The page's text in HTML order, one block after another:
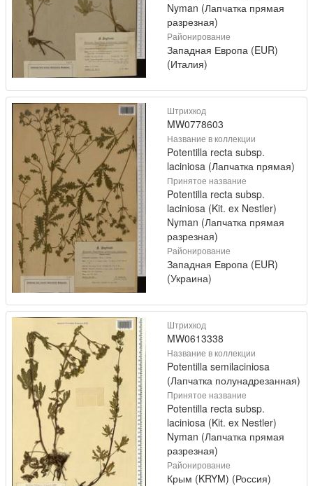
Nyman (Лапчатка прямая
разрезная)
Районирование
Западная Европа (EUR)
(Италия)
Штрихкод
MW0778603
Название в коллекции
Potentilla recta subsp.
laciniosa (Лапчатка прямая)
Принятое название
Potentilla recta subsp.
laciniosa (Kit. ex Nestler)
Nyman (Лапчатка прямая
разрезная)
Районирование
Западная Европа (EUR)
(Украина)
Штрихкод
MW0613338
Название в коллекции
Potentilla semilaciniosa
(Лапчатка полунадрезанная)
Принятое название
Potentilla recta subsp.
laciniosa (Kit. ex Nestler)
Nyman (Лапчатка прямая
разрезная)
Районирование
Крым (KRYM) (Россия)